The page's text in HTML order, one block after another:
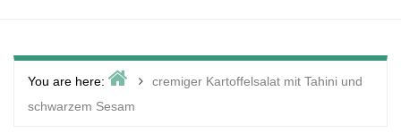
You are here: Homecremiger Kartoffelsalat mit Tahini und
schwarzem Sesam